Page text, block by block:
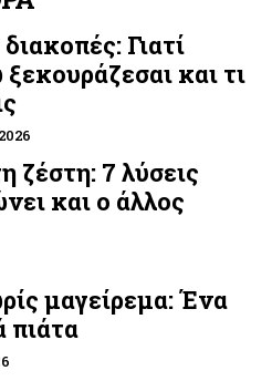
Γιατί
και τι
ζέστη: 7 λύσεις
και ο άλλος
μαγείρεμα: Ένα
πιάτα